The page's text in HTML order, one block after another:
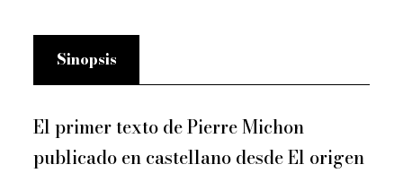
Sinopsis
El primer texto de Pierre Michon
publicado en castellano desde El origen